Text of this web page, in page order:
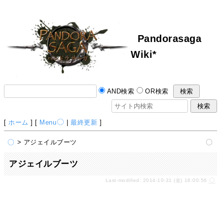
Pandorasaga
Wiki*
AND検索 OR検索
[ ホーム ] [ Menu |最終更新 ]
> アジェイルブーツ
アジェイルブーツ
Last-modified: 2014-10-31 (金) 18:00:56